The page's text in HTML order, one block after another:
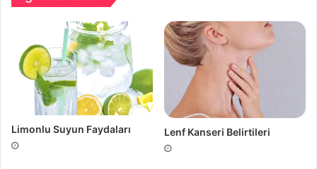
Limonlu Suyun Faydaları Lenf Kanseri Belirtileri